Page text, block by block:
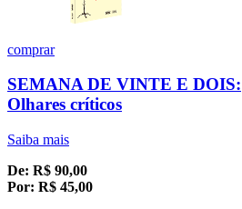
comprar
SEMANA DE VINTE E DOIS:
Olhares críticos
Saiba mais
De: R$ 90,00
Por: R$ 45,00